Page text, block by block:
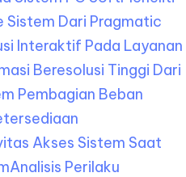
Sistem Dari Pragmatic
Interaktif Pada Layanan
Beresolusi Tinggi Dari
Pembagian Beban
Akses Sistem Saat
Analisis Perilaku